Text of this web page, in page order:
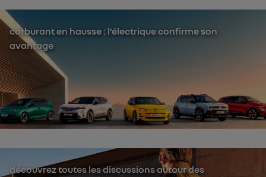
carburant en hausse : l’électrique confirme son
avantage
découvrez toutes les discussions autour des